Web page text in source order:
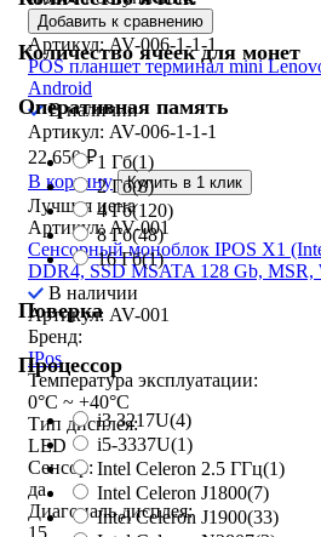
Количество ячеек для монет
Оперативная память
1 Гб(1)
2 Гб(8)
4 Гб(120)
8 Гб(48)
16 Гб(1)
Поверка
Процессор
i3 3217U(4)
i5-3337U(1)
Intel Celeron 2.5 ГГц(1)
Intel Celeron J1800(7)
Intel Celeron J1900(33)
Добавить к сравнению
Артикул: AV-006-1-1-1
POS планшет терминал mini
Android
В наличии
Артикул: AV-006-1-1-1
22 650₽
В корзину
Купить в 1 клик
Лучшая цена
Артикул: AV-001
Сенсорный моноблок IPOS X1
DDR4, SSD MSATA 128 Gb, MSR,
В наличии
Артикул: AV-001
Бренд:
IPos
Температура эксплуатации:
0°C ~ +40°C
Тип дисплея:
LED
Сенсор:
да
Диагональ дисплея: